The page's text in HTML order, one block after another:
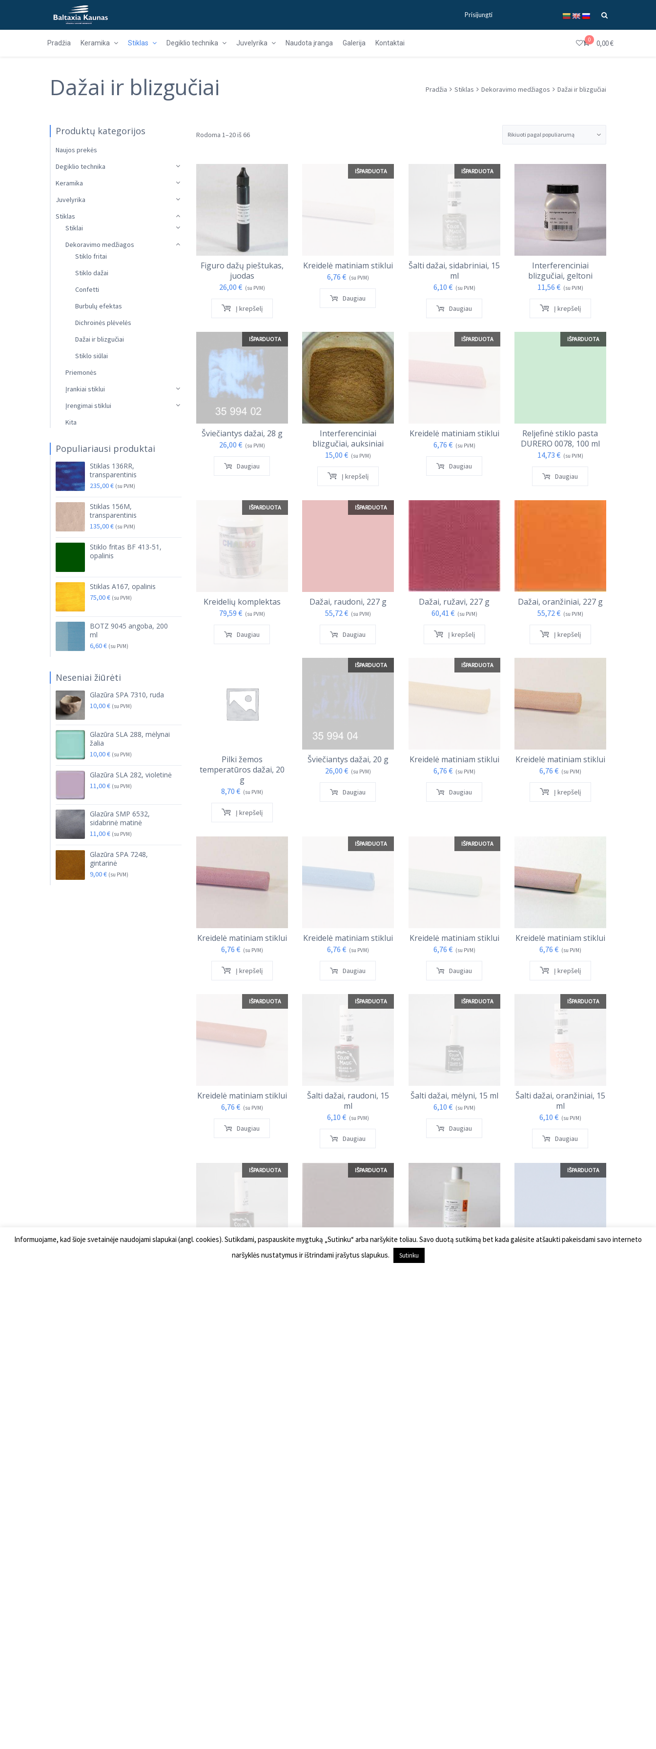
Prisijungti
Pradžia Keramika Stiklas Degiklio technika Juvelyrika Naudota įranga Galerija Kontaktai 0 0,00€
Dažai ir blizgučiai Pradžia Stiklas Dekoravimo medžiagos Dažai ir blizgučiai
Rodoma 1–20 iš 6640
Figuro dažų pieštukas,
juodas
26,00 € (su PVM)
Į krepšelį
IŠPARDUOTA
Kreidelė matiniam stiklui
6,76 € (su PVM)
Daugiau
IŠPARDUOTA
Šalti dažai, sidabriniai, 15
ml
6,10 € (su PVM)
Daugiau
Interferenciniai
blizgučiai, geltoni
11,56 € (su PVM)
Į krepšelį
IŠPARDUOTA
Šviečiantys dažai, 28 g
26,00 € (su PVM)
Daugiau
Interferenciniai
blizgučiai, auksiniai
15,00 € (su PVM)
Į krepšelį
IŠPARDUOTA
Kreidelė matiniam stiklui
6,76 € (su PVM)
Daugiau
IŠPARDUOTA
Reljefinė stiklo pasta
DURERO 0078, 100 ml
14,73 € (su PVM)
Daugiau
IŠPARDUOTA
Kreidelių komplektas
79,59 € (su PVM)
Daugiau
IŠPARDUOTA
Dažai, raudoni, 227 g
55,72 € (su PVM)
Daugiau
Dažai, ružavi, 227 g
60,41 € (su PVM)
Į krepšelį
Dažai, oranžiniai, 227 g
55,72 € (su PVM)
Į krepšelį
Pilki žemos
temperatūros dažai, 20
g
8,70 € (su PVM)
Į krepšelį
IŠPARDUOTA
Šviečiantys dažai, 20 g
26,00 € (su PVM)
Daugiau
IŠPARDUOTA
Kreidelė matiniam stiklui
6,76 € (su PVM)
Daugiau
Kreidelė matiniam stiklui
6,76 € (su PVM)
Į krepšelį
Kreidelė matiniam stiklui
6,76 € (su PVM)
Į krepšelį
IŠPARDUOTA
Kreidelė matiniam stiklui
6,76 € (su PVM)
Daugiau
IŠPARDUOTA
Kreidelė matiniam stiklui
6,76 € (su PVM)
Daugiau
Kreidelė matiniam stiklui
6,76 € (su PVM)
Į krepšelį
IŠPARDUOTA
Kreidelė matiniam stiklui
6,76 € (su PVM)
Daugiau
IŠPARDUOTA
Šalti dažai, raudoni, 15
ml
6,10 € (su PVM)
Daugiau
IŠPARDUOTA
Šalti dažai, mėlyni, 15 ml
6,10 € (su PVM)
Daugiau
IŠPARDUOTA
Šalti dažai, oranžiniai, 15
ml
6,10 € (su PVM)
Daugiau
IŠPARDUOTA IŠPARDUOTA
Nano danga matiniam
IŠPARDUOTA
Produktų kategorijos
Naujos prekės
Degiklio technika
Keramika
Juvelyrika
Stiklas
Stiklai
Dekoravimo medžiagos
Stiklo fritai
Stiklo dažai
Confetti
Burbulų efektas
Dichroinės plėvelės
Dažai ir blizgučiai
Stiklo siūlai
Priemonės
Įrankiai stiklui
Įrengimai stiklui
Kita
Populiariausi produktai
Stiklas 136RR,
transparentinis
235,00€ (su PVM)
Stiklas 156M,
transparentinis
135,00€ (su PVM)
Stiklo fritas BF 413-51,
opalinis
Stiklas A167, opalinis
75,00€ (su PVM)
BOTZ 9045 angoba, 200
ml
6,60€ (su PVM)
Neseniai žiūrėti
Glazūra SPA 7310, ruda
10,00€ (su PVM)
Glazūra SLA 288, mėlynai
žalia
10,00€ (su PVM)
Glazūra SLA 282, violetinė
11,00€ (su PVM)
Glazūra SMP 6532,
sidabrinė matinė
11,00€ (su PVM)
Glazūra SPA 7248,
gintarinė
9,00€ (su PVM)
Informuojame, kad šioje svetainėje naudojami slapukai (angl. cookies). Sutikdami, paspauskite mygtuką „Sutinku“ arba naršykite toliau. Savo duotą sutikimą bet kada galėsite atšaukti pakeisdami savo interneto
naršyklės nustatymus ir ištrindami įrašytus slapukus.
Sutinku